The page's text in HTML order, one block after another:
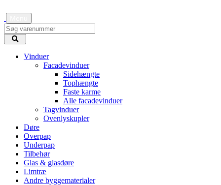
Vinduer
Facadevinduer
Sidehængte
Tophængte
Faste karme
Alle facadevinduer
Tagvinduer
Ovenlyskupler
Døre
Overpap
Underpap
Tilbehør
Glas & glasdøre
Limtræ
Andre byggematerialer